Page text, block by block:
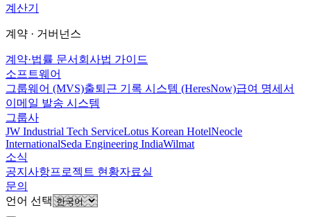
계산기
계약 · 거버넌스
계약·법률 문서 회사법 가이드
소프트웨어
그룹웨어 (MVS)출퇴근 기록 시스템 (HeresNow)급여 명세서
이메일 발송 시스템
그룹사
JW Industrial Tech ServiceLotus Korean HotelNeocle
InternationalSeda Engineering IndiaWilmat
소식
공지사항프로젝트 현황자료실
문의
언어 선택